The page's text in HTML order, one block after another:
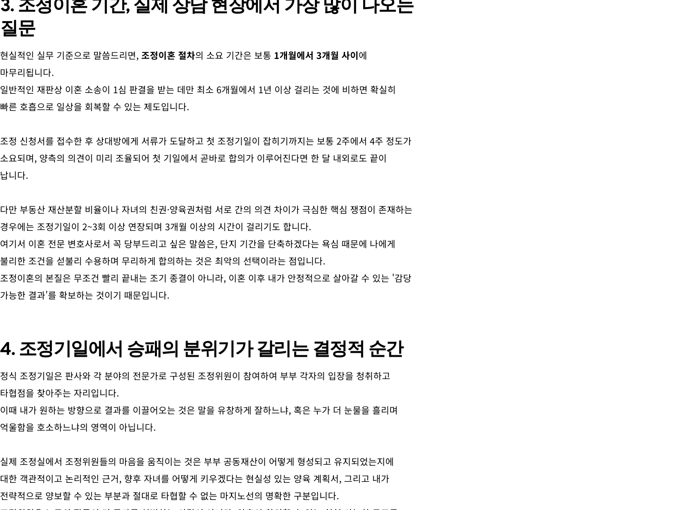
3. 조정이혼 기간, 실제 상담 현장에서 가장 많이 나오는
질문
현실적인 실무 기준으로 말씀드리면, 조정이혼 절차의 소요 기간은 보통 1개월에서 3개월 사이에
마무리됩니다.
일반적인 재판상 이혼 소송이 1심 판결을 받는 데만 최소 6개월에서 1년 이상 걸리는 것에 비하면 확실히
빠른 호흡으로 일상을 회복할 수 있는 제도입니다.
조정 신청서를 접수한 후 상대방에게 서류가 도달하고 첫 조정기일이 잡히기까지는 보통 2주에서 4주 정도가
소요되며, 양측의 의견이 미리 조율되어 첫 기일에서 곧바로 합의가 이루어진다면 한 달 내외로도 끝이
납니다.
다만 부동산 재산분할 비율이나 자녀의 친권·양육권처럼 서로 간의 의견 차이가 극심한 핵심 쟁점이 존재하는
경우에는 조정기일이 2~3회 이상 연장되며 3개월 이상의 시간이 걸리기도 합니다.
여기서 이혼 전문 변호사로서 꼭 당부드리고 싶은 말씀은, 단지 기간을 단축하겠다는 욕심 때문에 나에게
불리한 조건을 섣불리 수용하며 무리하게 합의하는 것은 최악의 선택이라는 점입니다.
조정이혼의 본질은 무조건 빨리 끝내는 조기 종결이 아니라, 이혼 이후 내가 안정적으로 살아갈 수 있는 '감당
가능한 결과'를 확보하는 것이기 때문입니다.
4. 조정기일에서 승패의 분위기가 갈리는 결정적 순간
정식 조정기일은 판사와 각 분야의 전문가로 구성된 조정위원이 참여하여 부부 각자의 입장을 청취하고
타협점을 찾아주는 자리입니다.
이때 내가 원하는 방향으로 결과를 이끌어오는 것은 말을 유창하게 잘하느냐, 혹은 누가 더 눈물을 흘리며
억울함을 호소하느냐의 영역이 아닙니다.
실제 조정실에서 조정위원들의 마음을 움직이는 것은 부부 공동재산이 어떻게 형성되고 유지되었는지에
대한 객관적이고 논리적인 근거, 향후 자녀를 어떻게 키우겠다는 현실성 있는 양육 계획서, 그리고 내가
전략적으로 양보할 수 있는 부분과 절대로 타협할 수 없는 마지노선의 명확한 구분입니다.